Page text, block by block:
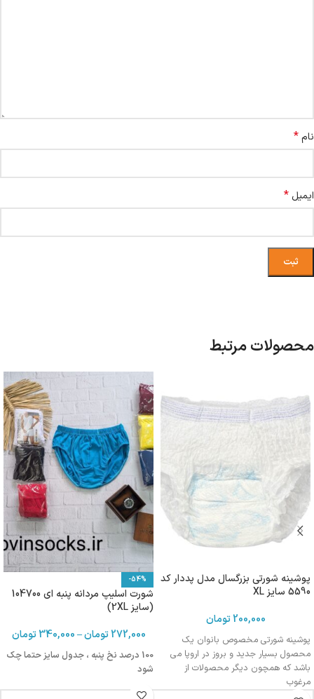
نام*
ایمیل *
محصولات مرتبط
پوشینه شورتی بزرگسال مدل پددار کد
5590 سایز XL
200,000 تومان
پوشینه شورتی مخصوص بانوان یک
محصول بسیار جدید و بروز در اروپا می
باشد که همچون دیگر محصولات از
مرغوب
-54%
شورت اسلیپ مردانه پنبه ای 104700
(سایز 2XL)
272,000 تومان–
340,000 تومان
100 درصد نخ پنبه ، جدول سایز حتما چک
شود